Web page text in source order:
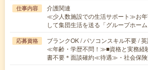
仕事内容
介護関連
≪少人数施設での生活サポート≫お
して集団生活を送る「グループホー
応募資格
ブランクOK / パソコンスキル不要 /
≪年齢・学歴不問！≫■資格と実務経
書不要＊面談確約≪待遇≫・社会保